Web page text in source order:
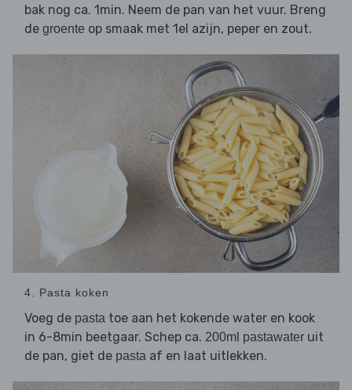
bak nog ca. 1min. Neem de pan van het vuur. Breng
de groente op smaak met 1el azijn, peper en zout.
4. Pasta koken
Voeg de pasta toe aan het kokende water en kook
in 6-8min beetgaar. Schep ca. 200ml pastawater uit
de pan, giet de pasta af en laat uitlekken.